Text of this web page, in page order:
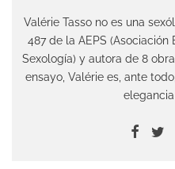
Valérie Tasso no es una
487 de la AEPS
Sexología) y autora de 8
ensayo, Valérie es, ante